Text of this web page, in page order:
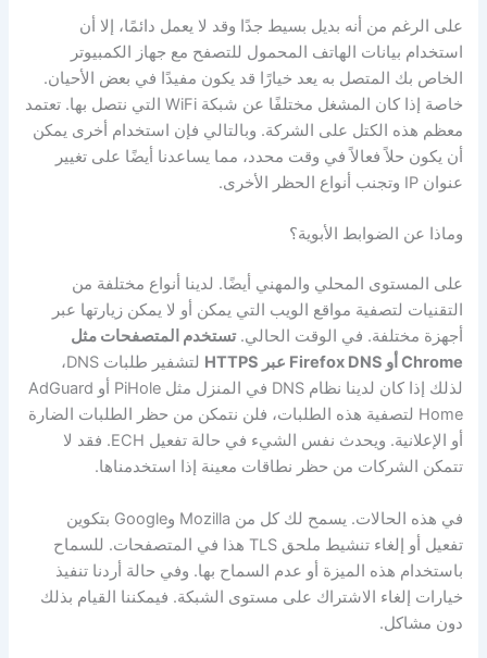
على الرغم من أنه بديل بسيط جدًا وقد لا يعمل دائمًا، إلا أن
استخدام بيانات الهاتف المحمول للتصفح مع جهاز الكمبيوتر
الخاص بك المتصل به يعد خيارًا قد يكون مفيدًا في بعض الأحيان.
خاصة إذا كان المشغل مختلفًا عن شبكة WiFi التي نتصل بها. تعتمد
معظم هذه الكتل على الشركة. وبالتالي فإن استخدام أخرى يمكن
أن يكون حلاً فعالاً في وقت محدد، مما يساعدنا أيضًا على تغيير
عنوان IP وتجنب أنواع الحظر الأخرى.
وماذا عن الضوابط الأبوية؟
على المستوى المحلي والمهني أيضًا. لدينا أنواع مختلفة من
التقنيات لتصفية مواقع الويب التي يمكن أو لا يمكن زيارتها عبر
أجهزة مختلفة. في الوقت الحالي.تستخدم المتصفحات مثل
Chrome أو Firefox DNS عبر HTTPS
لتشفير طلبات DNS،
لذلك إذا كان لدينا نظام DNS في المنزل مثل PiHole أو AdGuard
Home لتصفية هذه الطلبات، فلن نتمكن من حظر الطلبات الضارة
أو الإعلانية. ويحدث نفس الشيء في حالة تفعيل ECH. فقد لا
تتمكن الشركات من حظر نطاقات معينة إذا استخدمناها.
في هذه الحالات. يسمح لك كل من Mozilla وGoogle بتكوين
تفعيل أو إلغاء تنشيط ملحق TLS هذا في المتصفحات. للسماح
باستخدام هذه الميزة أو عدم السماح بها. وفي حالة أردنا تنفيذ
خيارات إلغاء الاشتراك على مستوى الشبكة. فيمكننا القيام بذلك
دون مشاكل.